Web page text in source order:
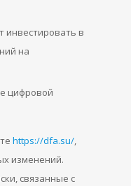
инвестировать в
на
цифровой
https://dfa.su/,
изменений.
связанные с